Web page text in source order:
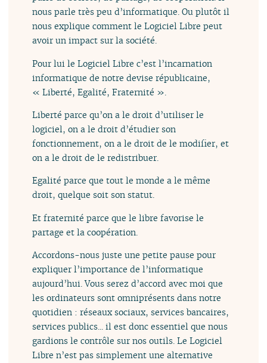
nous parle très peu d’informatique. Ou plutôt il
nous explique comment le Logiciel Libre peut
avoir un impact sur la société.
Pour lui le Logiciel Libre c’est l’incarnation
informatique de notre devise républicaine,
« Liberté, Egalité, Fraternité ».
Liberté parce qu’on a le droit d’utiliser le
logiciel, on a le droit d’étudier son
fonctionnement, on a le droit de le modifier, et
on a le droit de le redistribuer.
Egalité parce que tout le monde a le même
droit, quelque soit son statut.
Et fraternité parce que le libre favorise le
partage et la coopération.
Accordons-nous juste une petite pause pour
expliquer l’importance de l’informatique
aujourd’hui. Vous serez d’accord avec moi que
les ordinateurs sont omniprésents dans notre
quotidien : réseaux sociaux, services bancaires,
services publics... il est donc essentiel que nous
gardions le contrôle sur nos outils. Le Logiciel
Libre n’est pas simplement une alternative